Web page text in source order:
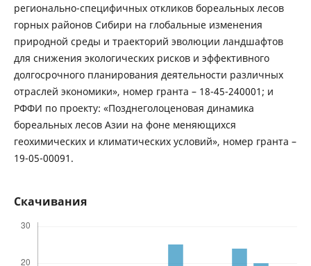
регионально-специфичных откликов бореальных лесов
горных районов Сибири на глобальные изменения
природной среды и траекторий эволюции ландшафтов
для снижения экологических рисков и эффективного
долгосрочного планирования деятельности различных
отраслей экономики», номер гранта – 18-45-240001; и
РФФИ по проекту: «Позднеголоценовая динамика
бореальных лесов Азии на фоне меняющихся
геохимических и климатических условий», номер гранта –
19-05-00091.
Скачивания